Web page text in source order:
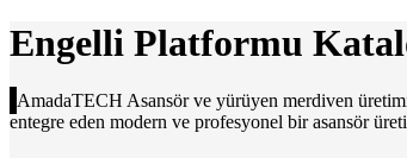
Engelli Platformu
AmadaTECH Asansör ve yürüyen merdiven
entegre eden modern ve profesyonel bir asansör